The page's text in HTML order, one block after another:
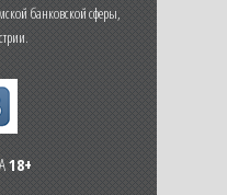
банковской сферы,
18+